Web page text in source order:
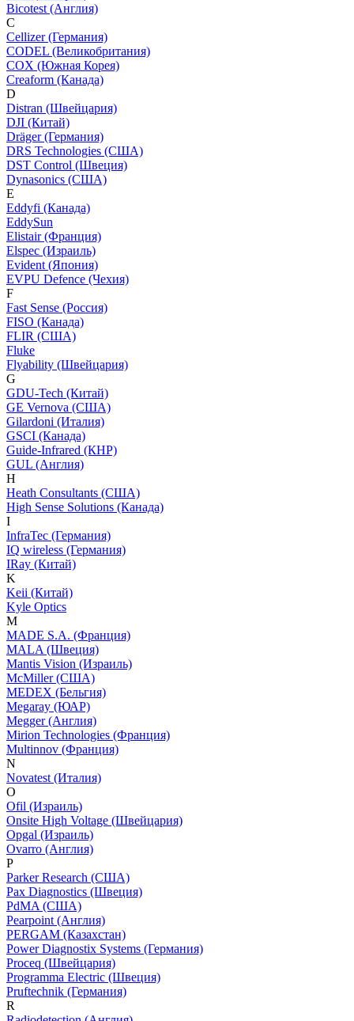
Bicotest (Англия)
C
Cellizer (Германия)
CODEL (Великобритания)
COX (Южная Корея)
Creaform (Канада)
D
Distran (Швейцария)
DJI (Китай)
Dräger (Германия)
DRS Technologies (США)
DST Control (Швеция)
Dynasonics (США)
E
Eddyfi (Канада)
EddySun
Elistair (Франция)
Elspec (Израиль)
Evident (Япония)
EVPU Defence (Чехия)
F
Fast Sense (Россия)
FISO (Канада)
FLIR (США)
Fluke
Flyability (Швейцария)
G
GDU-Tech (Китай)
GE Vernova (США)
Gilardoni (Италия)
GSCI (Канада)
Guide-Infrared (КНР)
GUL (Англия)
H
Heath Consultants (США)
High Sense Solutions (Канада)
I
InfraTec (Германия)
IQ wireless (Германия)
IRay (Китай)
K
Keii (Китай)
Kyle Optics
M
MADE S.A. (Франция)
MALA (Швеция)
Mantis Vision (Израиль)
McMiller (США)
MEDEX (Бельгия)
Megaray (ЮАР)
Megger (Англия)
Mirion Technologies (Франция)
Multinnov (Франция)
N
Novatest (Италия)
O
Ofil (Израиль)
Onsite High Voltage (Швейцария)
Opgal (Израиль)
Ovarro (Англия)
P
Parker Research (США)
Pax Diagnostics (Швеция)
PdMA (США)
Pearpoint (Англия)
PERGAM (Казахстан)
Power Diagnostix Systems (Германия)
Proceq (Швейцария)
Programma Electric (Швеция)
Pruftechnik (Германия)
R